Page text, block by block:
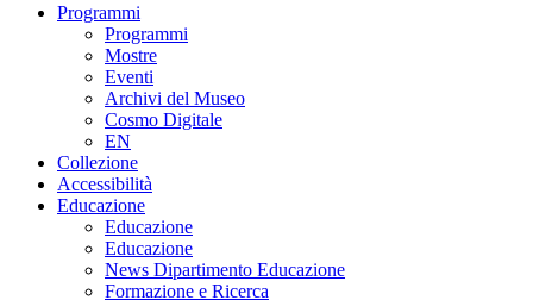
Programmi
Programmi
Mostre
Eventi
Archivi del Museo
Cosmo Digitale
EN
Collezione
Accessibilità
Educazione
Educazione
Educazione
News Dipartimento Educazione
Formazione e Ricerca